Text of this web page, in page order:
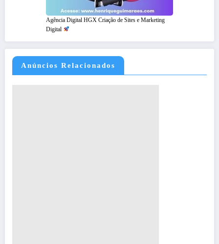
Agência Digital HGX Criação de Sites e Marketing
Digital
Anúncios Relacionados